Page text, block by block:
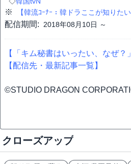
※ 【韓流ｺｰﾅｰ：韓ドラここが知りた
配信期間: 2018年08月10日 ～
【「キム秘書はいったい、なぜ？
【配信先・最新記事一覧】
©STUDIO DRAGON
クローズアップ